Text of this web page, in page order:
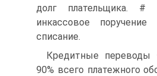
долг плательщика.
инкассовое поручение
списание.
Кредитные переводы
90% всего платежного